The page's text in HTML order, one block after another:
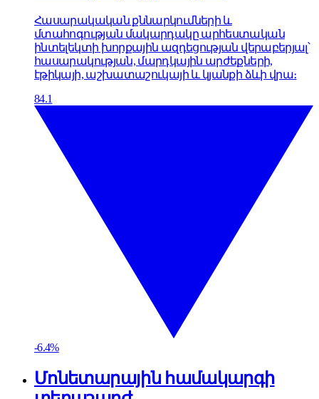
Հասարակական քննարկումների և
մտահոգության մակարդակը արհեստական
ինտելեկտի խորքային ազդեցության վերաբերյալ՝
հասարակության, մարդկային արժեքների,
էթիկայի, աշխատաշուկայի և կյանքի ձևի վրա։
84.1
-6.4%
Մոնետարային համակարգի